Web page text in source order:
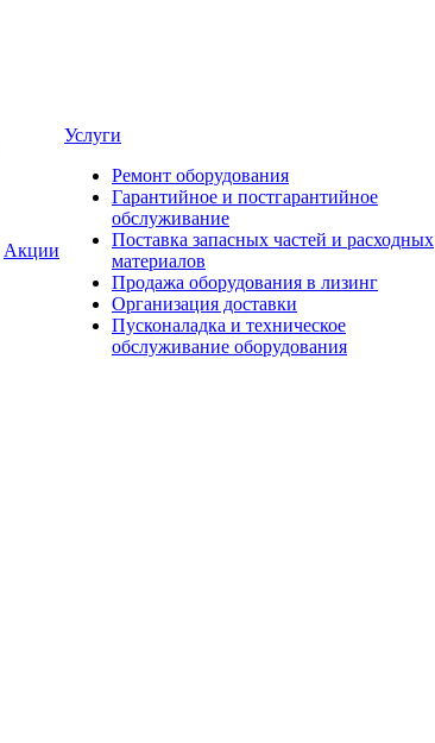
Акции
Услуги
Ремонт оборудования
Гарантийное и постгарантийное
обслуживание
Поставка запасных частей и расходных
материалов
Продажа оборудования в лизинг
Организация доставки
Пусконаладка и техническое
обслуживание оборудования